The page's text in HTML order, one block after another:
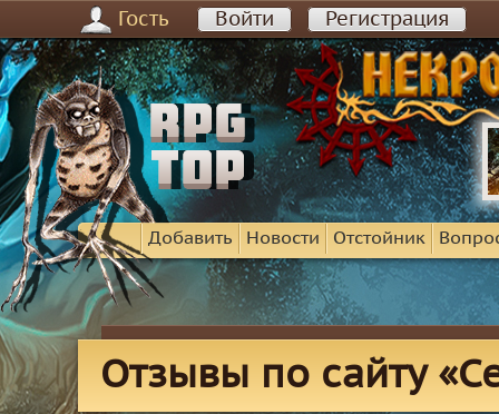
Гость Войти Регистрация
Добавить Новости Отстойник
Отзывы по сайту